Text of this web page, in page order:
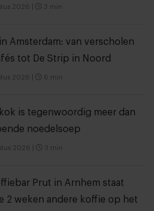
2026 3 min
Amsterdam: van verscholen
tot De Strip in Noord
2026 6 min
is tegenwoordig meer dan
noedelsoep
2026 3 min
Prut in Arnhem staat
2 weken andere koffie op het